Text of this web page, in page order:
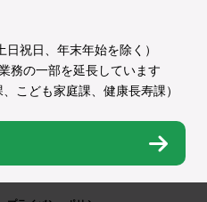
祝日、年末年始を除く）
務の一部を延長しています
こども家庭課、健康長寿課）